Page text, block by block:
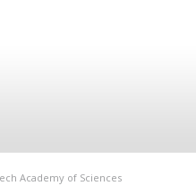
Academy of Sciences